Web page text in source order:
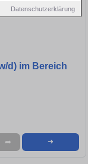
Datenschutzerklärung
d) im Bereich
➦ ➜